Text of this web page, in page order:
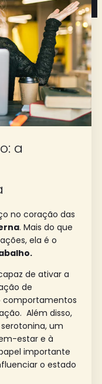
a
no coração das
. Mais do que
ela é o
de ativar a
de
comportamentos
Além disso,
um
estar e à
importante
o estado